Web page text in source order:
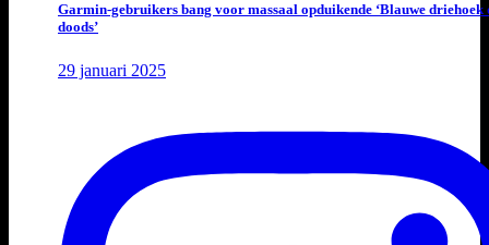
Garmin-gebruikers bang voor massaal opduikende ‘Blauwe driehoek
doods’
29 januari 2025